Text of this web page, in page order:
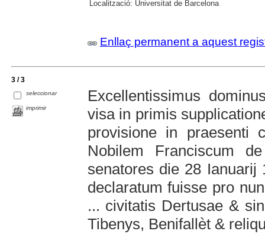
Localització: Universitat de Barcelona
Enllaç permanent a aquest
3 / 3
seleccionar
imprimir
Excellentissimus
visa in primis
provisione in praesenti
Nobilem Franciscum
senatores die 28
declaratum fuisse pro
... civitatis Dertusae &
Tibenys, Benifallèt &